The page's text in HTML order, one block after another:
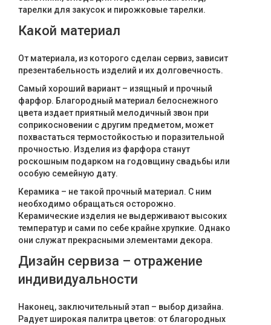
тарелки для закусок и пирожковые тарелки.
Какой материал
От материала, из которого сделан сервиз, зависит
презентабельность изделий и их долговечность.
Самый хороший вариант – изящный и прочный
фарфор. Благородный материал белоснежного
цвета издает приятный мелодичный звон при
соприкосновении с другим предметом, может
похвастаться термостойкостью и поразительной
прочностью. Изделия из фарфора станут
роскошным подарком на годовщину свадьбы или
особую семейную дату.
Керамика – не такой прочный материал. С ним
необходимо обращаться осторожно.
Керамические изделия не выдерживают высоких
температур и сами по себе крайне хрупкие. Однако
они служат прекрасными элементами декора.
Дизайн сервиза – отражение
индивидуальности
Наконец, заключительный этап – выбор дизайна.
Радует широкая палитра цветов: от благородных